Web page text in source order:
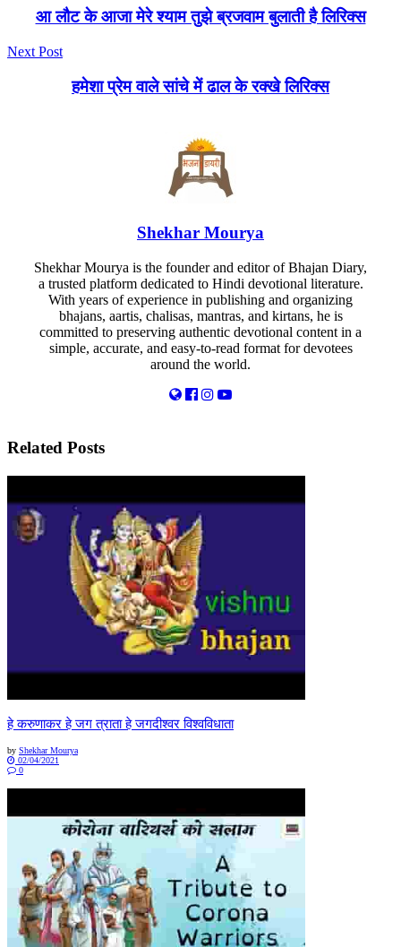
आ लौट के आजा मेरे श्याम तुझे ब्रजवाम बुलाती है लिरिक्स
Next Post
हमेशा प्रेम वाले सांचे में ढाल के रक्खे लिरिक्स
Shekhar Mourya
Shekhar Mourya is the founder and editor of Bhajan Diary,
a trusted platform dedicated to Hindi devotional literature.
With years of experience in publishing and organizing
bhajans, aartis, chalisas, mantras, and kirtans, he is
committed to preserving authentic devotional content in a
simple, accurate, and easy-to-read format for devotees
around the world.
Related Posts
हे करुणाकर हे जग त्राता हे जगदीश्वर विश्वविधाता
by Shekhar Mourya
02/04/2021
0